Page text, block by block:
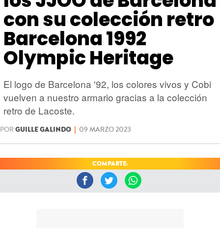
con su colección retro
Barcelona 1992
Olympic Heritage
El logo de Barcelona '92, los colores vivos y Cobi
vuelven a nuestro armario gracias a la colección
retro de Lacoste.
POR GUILLE GALINDO | 09 MARZO 2023
COMPARTE: